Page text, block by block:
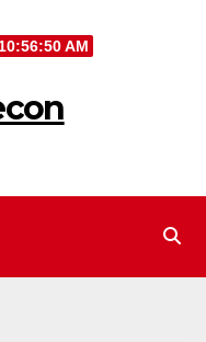
10:56:51 AM